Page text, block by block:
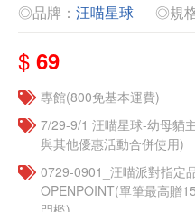
◎品牌： 汪喵星球 ◎規
$ 69
專館(800免基本運費)
7/29-9/1 汪喵星球-幼母貓
與其他優惠活動合併使用)
0729-0901_汪喵派對指定
OPENPOINT(單筆最高贈